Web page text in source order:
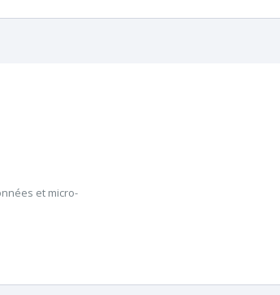
et micro-